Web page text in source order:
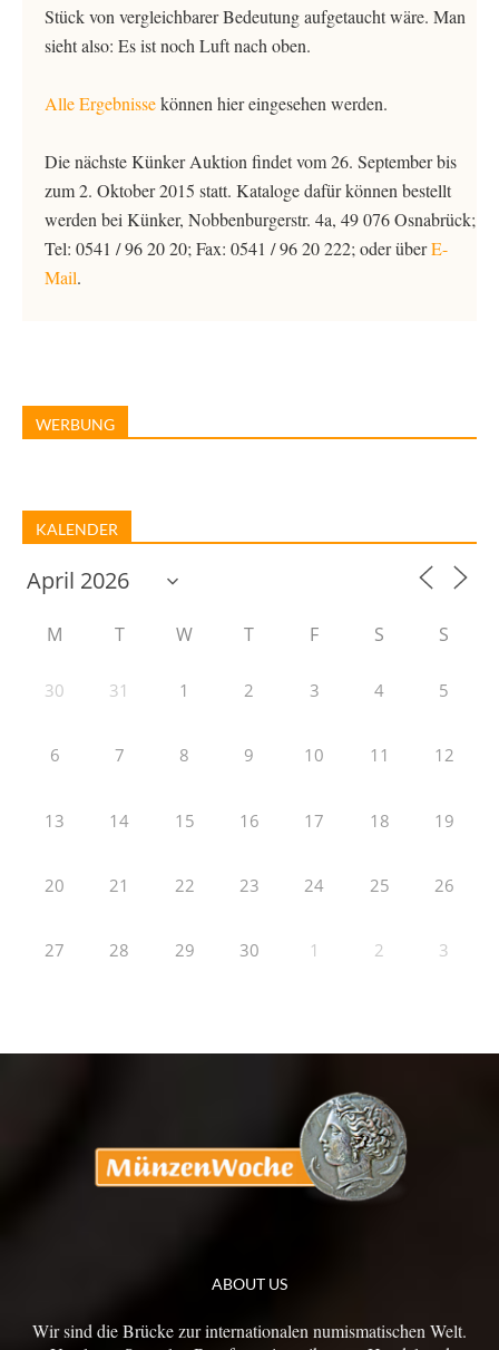
Stück von vergleichbarer Bedeutung aufgetaucht wäre. Man
sieht also: Es ist noch Luft nach oben.
Alle Ergebnissekönnen hier eingesehen werden.
Die nächste Künker Auktion findet vom 26. September bis
zum 2. Oktober 2015 statt. Kataloge dafür können bestellt
werden bei Künker, Nobbenburgerstr. 4a, 49 076 Osnabrück;
Tel: 0541 / 96 20 20; Fax: 0541 / 96 20 222; oder überE-
Mail.
WERBUNG
KALENDER
M T W T F S S
30 31 1 2 3 4 5
6 7 8 9 10 11 12
13 14 15 16 17 18 19
20 21 22 23 24 25 26
27 28 29 30 1 2 3
ABOUT US
Wir sind die Brücke zur internationalen numismatischen Welt.